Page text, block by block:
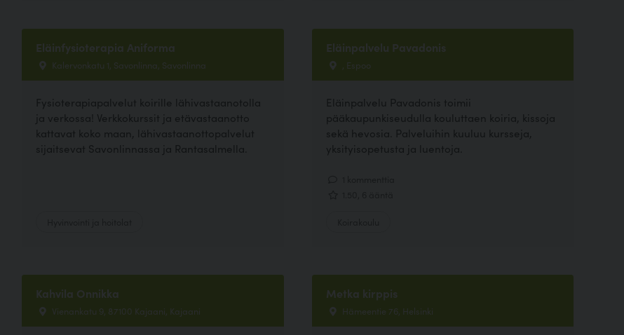
Eläinfysioterapia Aniforma
Kalervonkatu 1, Savonlinna, Savonlinna
Fysioterapiapalvelut koirille lähivastaanotolla
ja verkossa! Verkkokurssit ja etävastaanotto
kattavat koko maan, lähivastaanottopalvelut
sijaitsevat Savonlinnassa ja Rantasalmella.
Eläinpalvelu Pavadonis
, Espoo
Eläinpalvelu Pavadonis toimii
pääkaupunkiseudulla kouluttaen koiria, kissoja
sekä hevosia. Palveluihin kuuluu kursseja,
yksityisopetusta ja luentoja.
Kahvila Onnikka
Vienankatu 9, 87100 Kajaani, Kajaani
Metka kirppis
Hämeentie 76, Helsinki